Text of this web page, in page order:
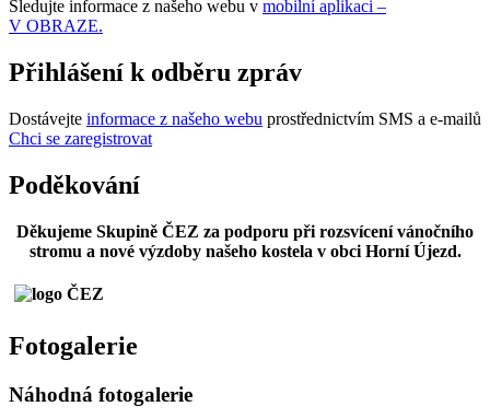
Sledujte informace z našeho webu v mobilní aplikaci –
V OBRAZE.
Přihlášení k odběru zpráv
Dostávejte informace z našeho webu prostřednictvím SMS a e-mailů
Chci se zaregistrovat
Poděkování
Děkujeme Skupině ČEZ za podporu při rozsvícení vánočního
stromu a nové výzdoby našeho kostela v obci Horní Újezd.
Fotogalerie
Náhodná fotogalerie